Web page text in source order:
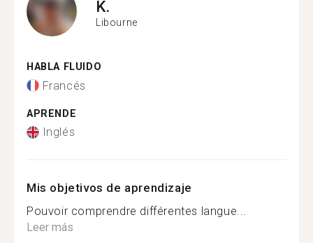
K.
Libourne
HABLA FLUIDO
Francés
APRENDE
Inglés
Mis objetivos de aprendizaje
Pouvoir comprendre différentes langue...
Leer más